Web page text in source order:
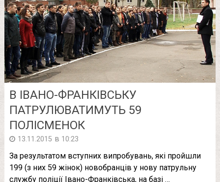
В ІВАНО-ФРАНКІВСЬКУ
ПАТРУЛЮВАТИМУТЬ 59
ПОЛІСМЕНОК
13.11.2015 в 10:23
За результатом вступних випробувань, які пройшли
199 (з них 59 жінок) новобранців у нову патрульну
службу поліції Івано-Франківська, на базі …